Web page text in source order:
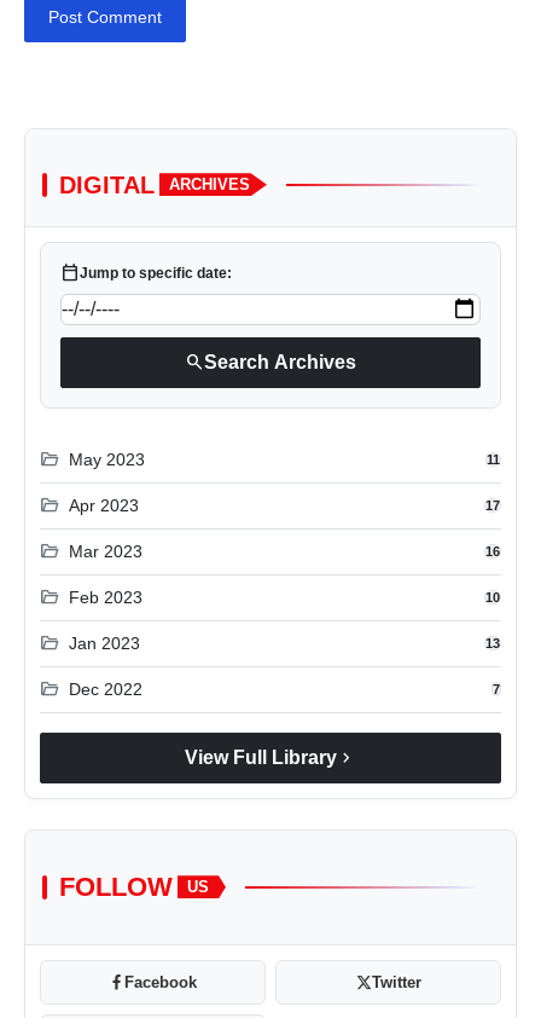
Post Comment
DIGITAL ARCHIVES
calendar_todayJump to specific date:
searchSearch Archives
folder_open May 2023 11
folder_open Apr 2023 17
folder_open Mar 2023 16
folder_open Feb 2023 10
folder_open Jan 2023 13
folder_open Dec 2022 7
View Full Library chevron_right
FOLLOW US
Facebook Twitter